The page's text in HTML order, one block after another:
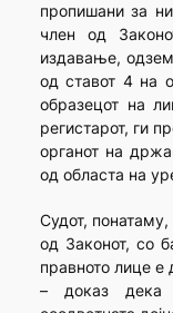
пропишани за
член од
издавање,
од ставот 4 на
образецот на
регистарот, ги
органот на
од областа на
Судот,
од Законот, со
правното лице
– доказ дека